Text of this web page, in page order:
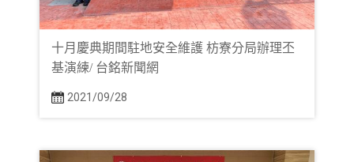
十月慶典期間駐地安全維護 枋寮分局辦理丕
基演練/ 台銘新聞網
2021/09/28